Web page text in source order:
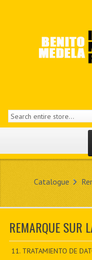
Catalogue
REMARQUE SUR
11. TRATAMIENTO DE